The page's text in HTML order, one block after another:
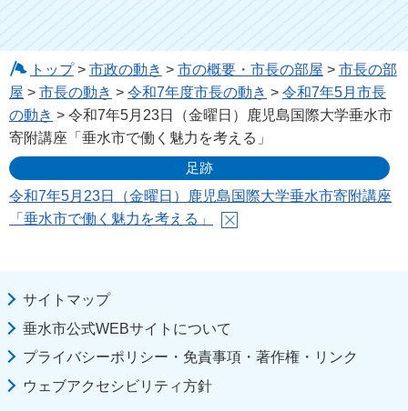
トップ> 市政の動き > 市の概要・市長の部屋 > 市長の部
屋 > 市長の動き > 令和7年度市長の動き > 令和7年5月市長
の動き > 令和7年5月23日（金曜日）鹿児島国際大学垂水市
寄附講座「垂水市で働く魅力を考える」
足跡
令和7年5月23日（金曜日）鹿児島国際大学垂水市寄附講座
「垂水市で働く魅力を考える」
サイトマップ
垂水市公式WEBサイトについて
プライバシーポリシー・免責事項・著作権・リンク
ウェブアクセシビリティ方針